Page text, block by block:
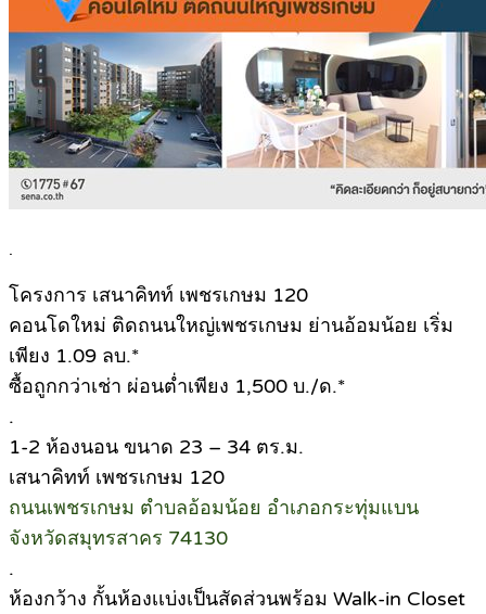
.
โครงการ เสนาคิทท์ เพชรเกษม 120
คอนโดใหม่ ติดถนนใหญ่เพชรเกษม ย่านอ้อมน้อย เริ่ม
เพียง 1.09 ลบ.*
ซื้อถูกกว่าเช่า ผ่อนต่ำเพียง 1,500 บ./ด.*
.
1-2 ห้องนอน ขนาด 23 – 34 ตร.ม.
เสนาคิทท์ เพชรเกษม 120
ถนนเพชรเกษม ตำบลอ้อมน้อย อำเภอกระทุ่มแบน
จังหวัดสมุทรสาคร 74130
.
ห้องกว้าง กั้นห้องเเบ่งเป็นสัดส่วนพร้อม Walk-in Closet